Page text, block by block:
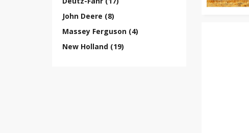
John Deere (8)
Massey Ferguson (4)
New Holland (19)